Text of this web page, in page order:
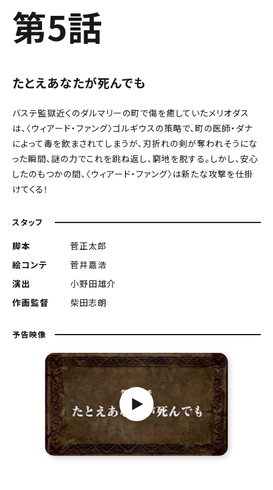
第5話
たとえあなたが死んでも
バステ監獄近くのダルマリーの町で傷を癒していたメリオダス
は、〈ウィアード・ファング〉ゴルギウスの策略で、町の医師・ダナ
によって毒を飲まされてしまうが、刃折れの剣が奪われそうにな
った瞬間、謎の力でこれを跳ね返し、窮地を脱する。しかし、安心
したのもつかの間、〈ウィアード・ファング〉は新たな攻撃を仕掛
けてくる！
スタッフ
脚本
菅正太郎
絵コンテ
菅井嘉浩
演出
小野田雄介
作画監督
柴田志朗
予告映像